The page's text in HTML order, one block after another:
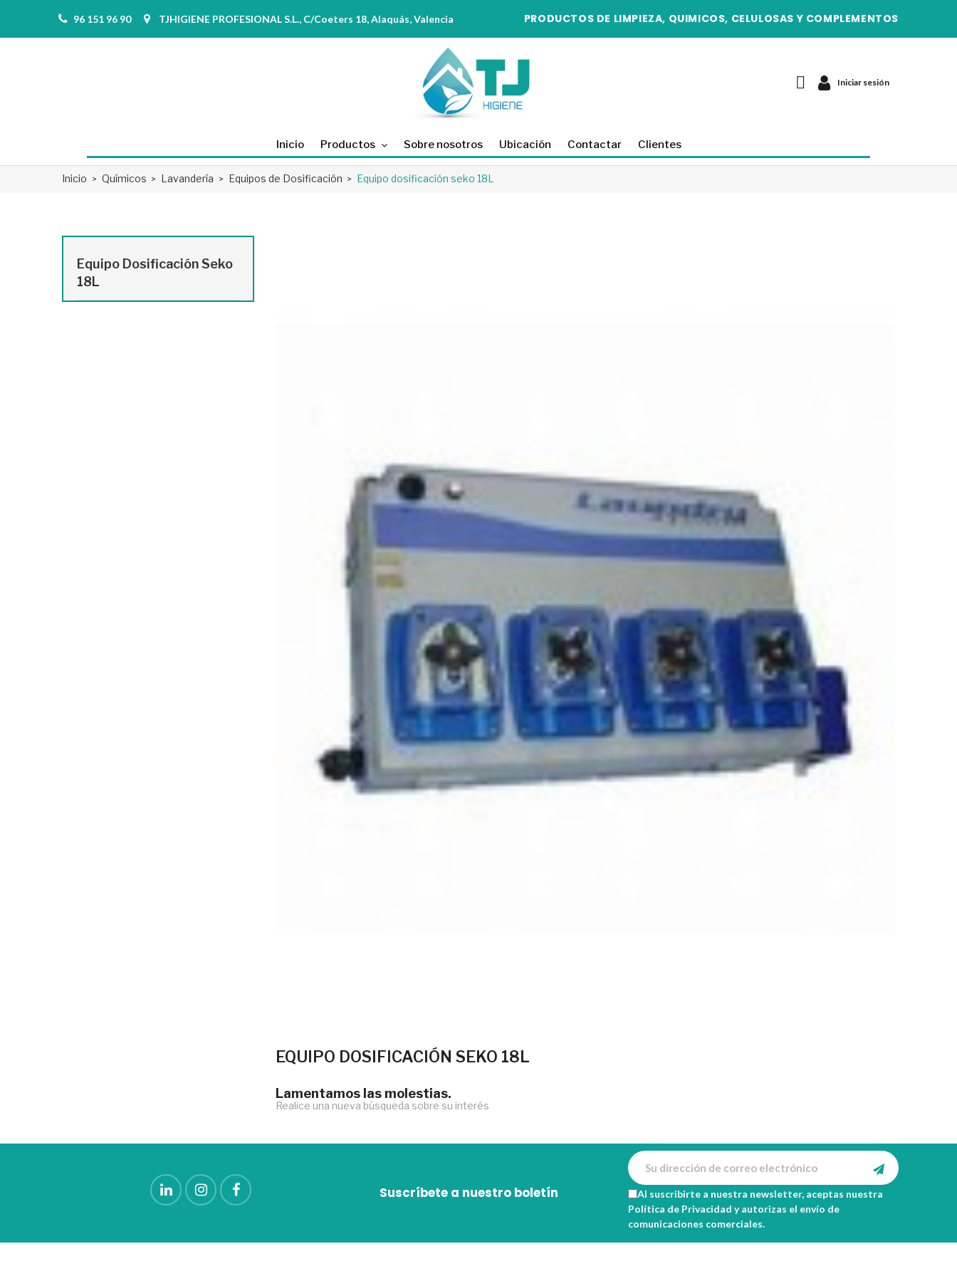
96 151 96 90 TJHIGIENE PROFESIONAL S.L., C/Coeters 18, Alaquás, Valencia PRODUCTOS DE LIMPIEZA, QUIMICOS, CELULOSAS Y COMPLEMENTOS
Iniciar sesión
Inicio Productos Sobre nosotros Ubicación Contactar Clientes
Inicio Químicos Lavandería Equipos de Dosificación Equipo dosificación seko 18L
Equipo Dosificación Seko
18L
EQUIPO DOSIFICACIÓN SEKO 18L
Lamentamos las molestias.
Realice una nueva búsqueda sobre su interés
Suscríbete a nuestro boletín
Al suscribirte a nuestra newsletter, aceptas nuestra
Política de Privacidad y autorizas el envío de
comunicaciones comerciales.